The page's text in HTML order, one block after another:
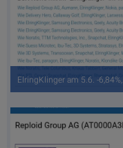
ElringKlinger am 5.6. -